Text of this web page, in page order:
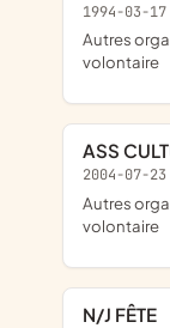
1994-03-17
Autres organisations fonctionnant par adhésion
volontaire
ASS
2004-07-23
Autres organisations fonctionnant par adhésion
volontaire
N/J FÊTE